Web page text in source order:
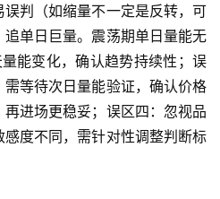
判（如缩量不一定是反转，可
单日巨量。震荡期单日量能无
能变化，确认趋势持续性；误
等待次日量能验证，确认价格
进场更稳妥；误区四：忽视品
度不同，需针对性调整判断标